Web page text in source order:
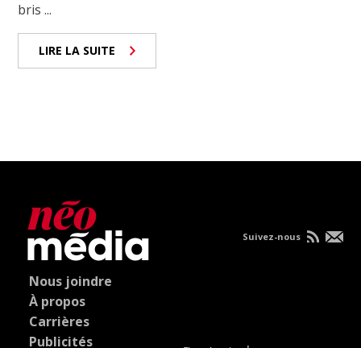
bris ...
LIRE LA SUITE
Nous joindre
À propos
Carrières
Publicités
Suivez-nous